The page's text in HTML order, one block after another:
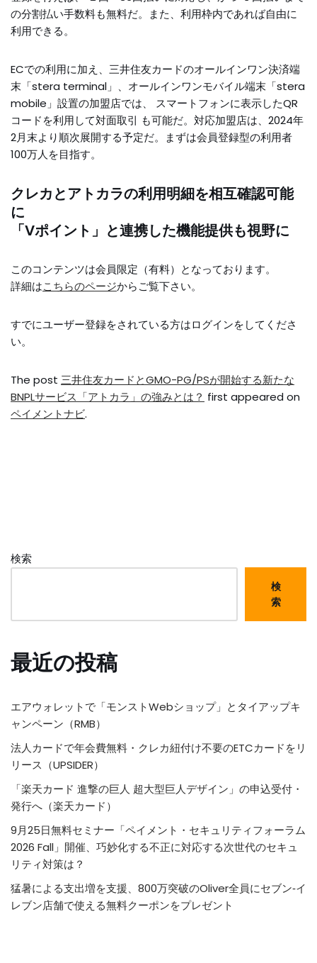
の分割払い手数料も無料だ。また、利用枠内であれば自由に
利用できる。
ECでの利用に加え、三井住友カードのオールインワン決済端
末「stera terminal」、オールインワンモバイル端末「stera
mobile」設置の加盟店では、 スマートフォンに表示したQR
コードを利用して対面取引 も可能だ。対応加盟店は、2024年
2月末より順次展開する予定だ。まずは会員登録型の利用者
100万人を目指す。
クレカとアトカラの利用明細を相互確認可能
に
「Vポイント」と連携した機能提供も視野に
このコンテンツは会員限定（有料）となっております。
詳細はこちらのページからご覧下さい。
すでにユーザー登録をされている方はログインをしてくださ
い。
The post 三井住友カードとGMO-PG/PSが開始する新たな
BNPLサービス「アトカラ」の強みとは？ first appeared on
ペイメントナビ.
検索
検
索
最近の投稿
エアウォレットで「モンストWebショップ」とタイアップキ
ャンペーン（RMB）
法人カードで年会費無料・クレカ紐付け不要のETCカードをリ
リース（UPSIDER）
「楽天カード 進撃の巨人 超大型巨人デザイン」の申込受付・
発行へ（楽天カード）
9月25日無料セミナー「ペイメント・セキュリティフォーラム
2026 Fall」開催、巧妙化する不正に対応する次世代のセキュ
リティ対策は？
猛暑による支出増を支援、800万突破のOliver全員にセブン‐イ
レブン店舗で使える無料クーポンをプレゼント